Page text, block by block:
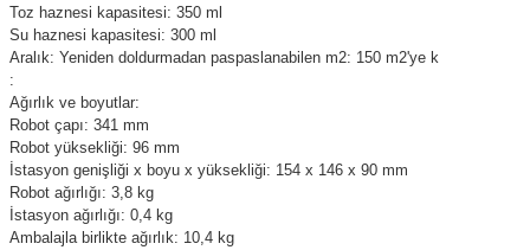
Toz haznesi kapasitesi: 350 ml
Su haznesi kapasitesi: 300 ml
Aralık: Yeniden doldurmadan paspaslanabilen m2: 150 m2'ye k
:
Ağırlık ve boyutlar:
Robot çapı: 341 mm
Robot yüksekliği: 96 mm
İstasyon genişliği x boyu x yüksekliği: 154 x 146 x 90 mm
Robot ağırlığı: 3,8 kg
İstasyon ağırlığı: 0,4 kg
Ambalajla birlikte ağırlık: 10,4 kg